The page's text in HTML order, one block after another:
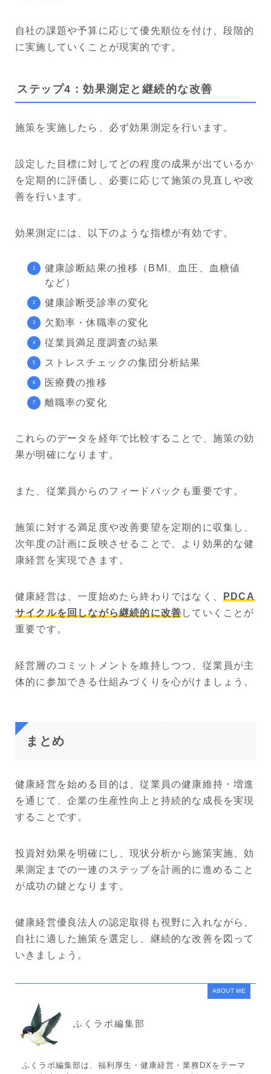
自社の課題や予算に応じて優先順位を付け、段階的
に実施していくことが現実的です。
ステップ4：効果測定と継続的な改善
施策を実施したら、必ず効果測定を行います。
設定した目標に対してどの程度の成果が出ているか
を定期的に評価し、必要に応じて施策の見直しや改
善を行います。
効果測定には、以下のような指標が有効です。
健康診断結果の推移（BMI、血圧、血糖値
など）
健康診断受診率の変化
欠勤率・休職率の変化
従業員満足度調査の結果
ストレスチェックの集団分析結果
医療費の推移
離職率の変化
これらのデータを経年で比較することで、施策の効
果が明確になります。
また、従業員からのフィードバックも重要です。
施策に対する満足度や改善要望を定期的に収集し、
次年度の計画に反映させることで、より効果的な健
康経営を実現できます。
健康経営は、一度始めたら終わりではなく、
PDCA
サイクルを回しながら継続的に改善 していくことが
重要です。
経営層のコミットメントを維持しつつ、従業員が主
体的に参加できる仕組みづくりを心がけましょう。
まとめ
健康経営を始める目的は、従業員の健康維持・増進
を通じて、企業の生産性向上と持続的な成長を実現
することです。
投資対効果を明確にし、現状分析から施策実施、効
果測定までの一連のステップを計画的に進めること
が成功の鍵となります。
健康経営優良法人の認定取得も視野に入れながら、
自社に適した施策を選定し、継続的な改善を図って
いきましょう。
ABOUT ME
ふくラボ編集部
ふくラボ編集部は、福利厚生・健康経営・業務DXをテーマ